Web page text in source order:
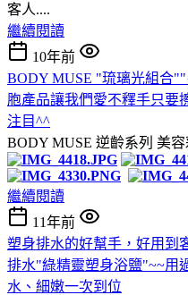
客人....
繼續閱讀
10年前
BODY MUSE "琉璃光組合
胞產品讓我們愛不釋手只要
注目^^
BODY MUSE 逆齡系列 美
繼續閱讀
11年前
塑身排水的好幫手，好用到
排水"綠精靈塑身浴鹽"~~用
水、細嫩一次到位